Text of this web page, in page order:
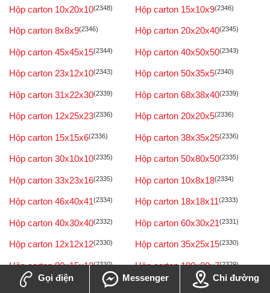
Hộp carton 10x20x10(2348) Hộp carton 15x10x9(2346)
Hộp carton 8x8x9(2346) Hộp carton 20x20x40(2345)
Hộp carton 45x45x15(2344) Hộp carton 40x50x50(2343)
Hộp carton 23x12x10(2343) Hộp carton 50x35x5(2340)
Hộp carton 31x22x30(2339) Hộp carton 68x38x40(2339)
Hộp carton 12x25x23(2336) Hộp carton 20x20x5(2336)
Hộp carton 15x15x6(2336) Hộp carton 38x35x25(2336)
Hộp carton 30x10x10(2335) Hộp carton 50x80x50(2335)
Hộp carton 33x23x16(2335) Hộp carton 10x8x18(2334)
Hộp carton 46x40x41(2334) Hộp carton 18x18x11(2333)
Hộp carton 40x30x40(2332) Hộp carton 60x30x21(2331)
Hộp carton 12x12x12(2330) Hộp carton 35x25x15(2330)
Hộp carton 90x15x10(2330) Hộp carton 100x80x7(2329)
Hộp carton 25x22x20 (2329) Hộp carton 23x12x8
Gọi điện Messenger Chỉ đường